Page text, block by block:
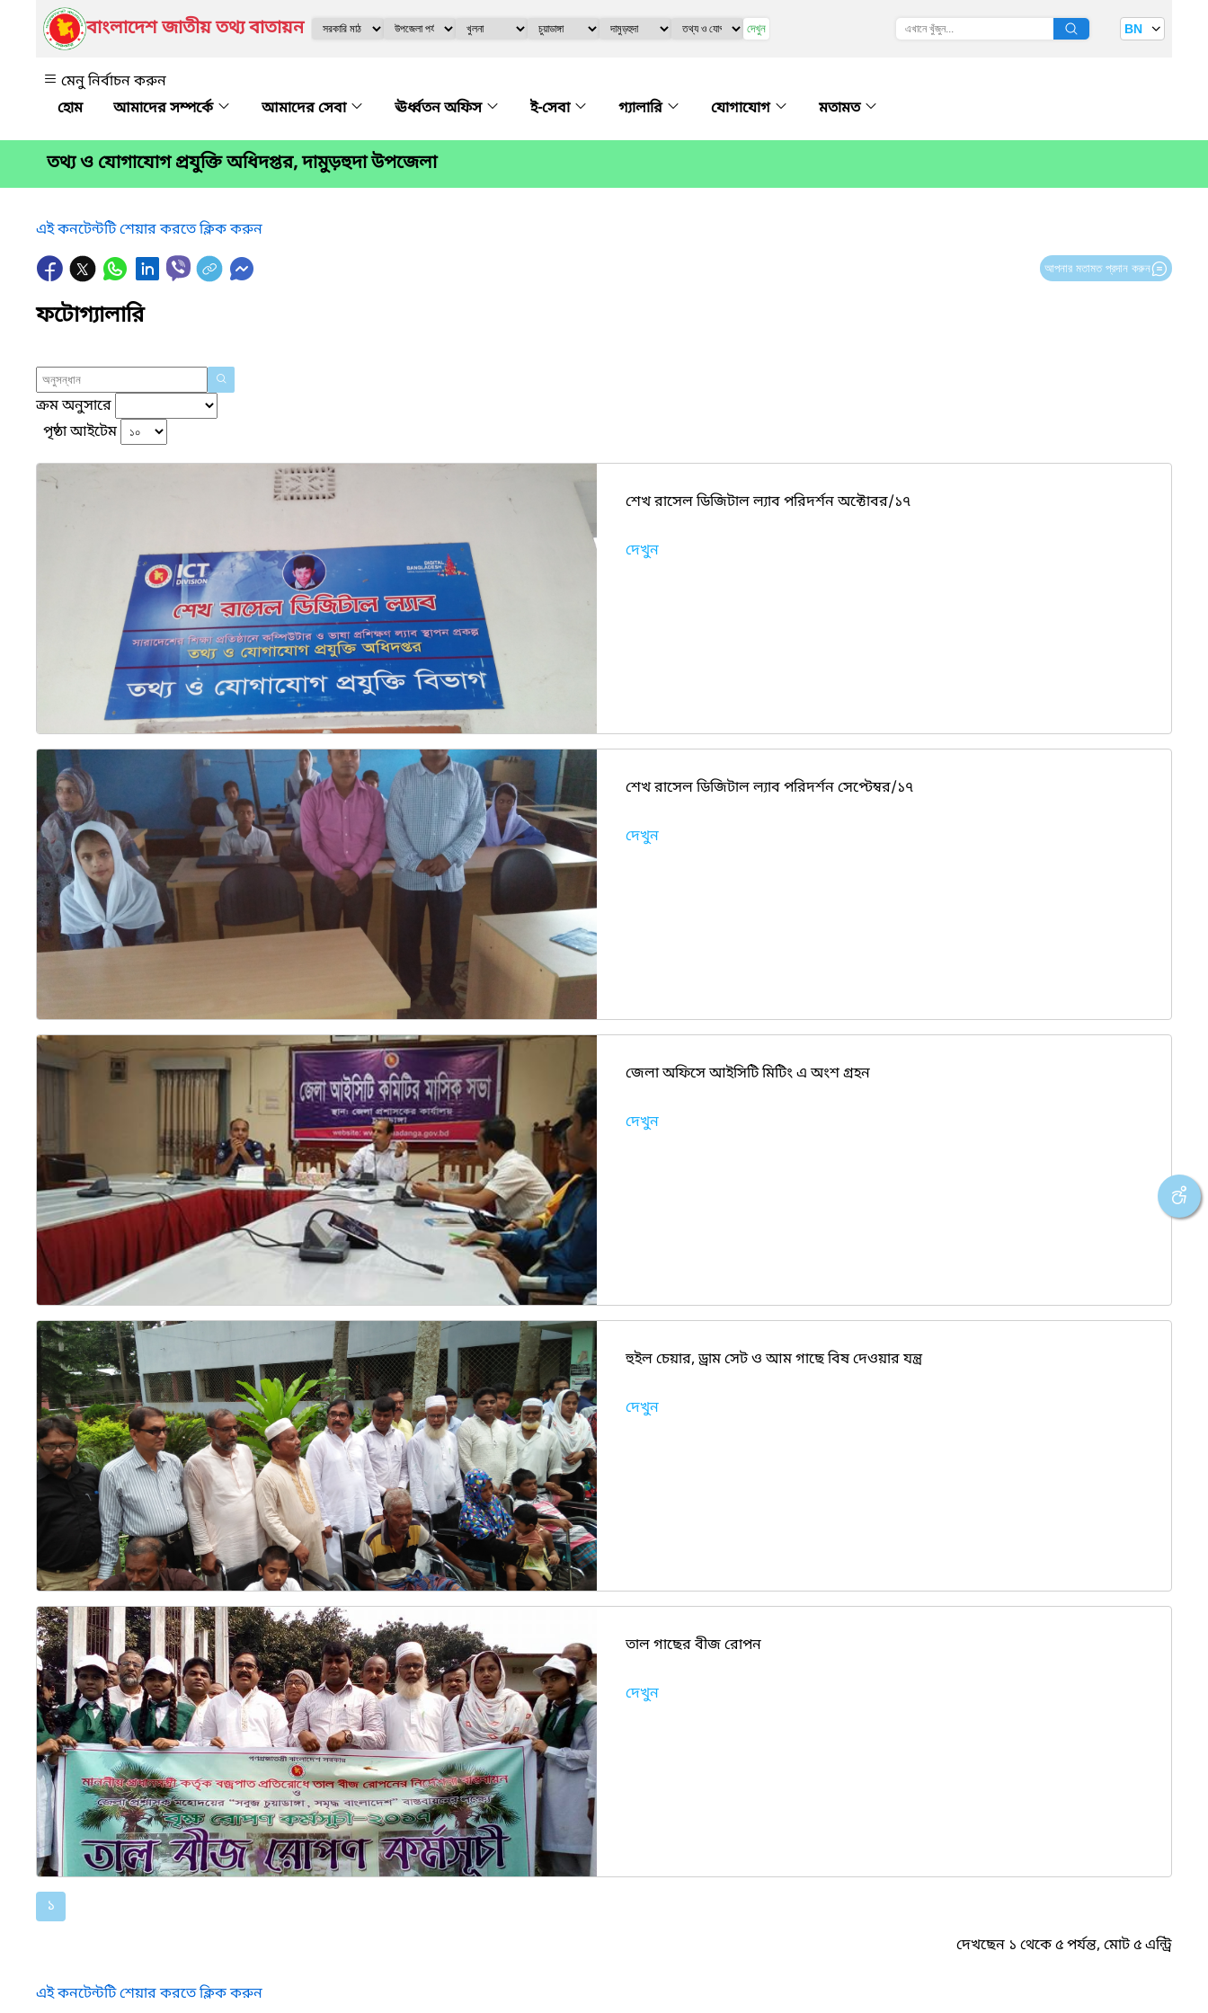
বাংলাদেশ জাতীয় তথ্য বাতায়ন দেখুন BN
মেনু নির্বাচন করুন
আমাদের সম্পর্কে
আমাদের সেবা ঊর্ধ্বতন অফিস ই-সেবা গ্যালারি যোগাযোগ মতামত
তথ্য ও যোগাযোগ প্রযুক্তি অধিদপ্তর, দামুড়হুদা উপজেলা
এই কনটেন্টটি শেয়ার করতে ক্লিক করুন
আপনার মতামত প্রদান করুন
ফটোগ্যালারি
ক্রম অনুসারে
পৃষ্ঠা আইটেম
শেখ রাসেল ডিজিটাল ল্যাব পরিদর্শন অক্টোবর/১৭
দেখুন
শেখ রাসেল ডিজিটাল ল্যাব পরিদর্শন সেপ্টেম্বর/১৭
দেখুন
জেলা অফিসে আইসিটি মিটিং এ অংশ গ্রহন
দেখুন
হুইল চেয়ার, ড্রাম সেট ও আম গাছে বিষ দেওয়ার যন্ত্র
দেখুন
তাল গাছের বীজ রোপন
দেখুন
১
দেখছেন ১ থেকে ৫ পর্যন্ত, মোট ৫ এন্ট্রি
এই কনটেন্টটি শেয়ার করতে ক্লিক করুন